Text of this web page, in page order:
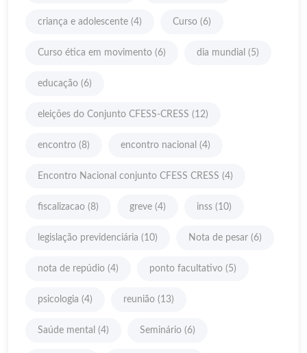
criança e adolescente (4) Curso (6)
Curso ética em movimento (6) dia mundial (5)
educação (6)
eleições do Conjunto CFESS-CRESS (12)
encontro (8) encontro nacional (4)
Encontro Nacional conjunto CFESS CRESS (4)
fiscalizacao (8) greve (4) inss (10)
legislação previdenciária (10) Nota de pesar (6)
nota de repúdio (4) ponto facultativo (5)
psicologia (4) reunião (13)
Saúde mental (4) Seminário (6)